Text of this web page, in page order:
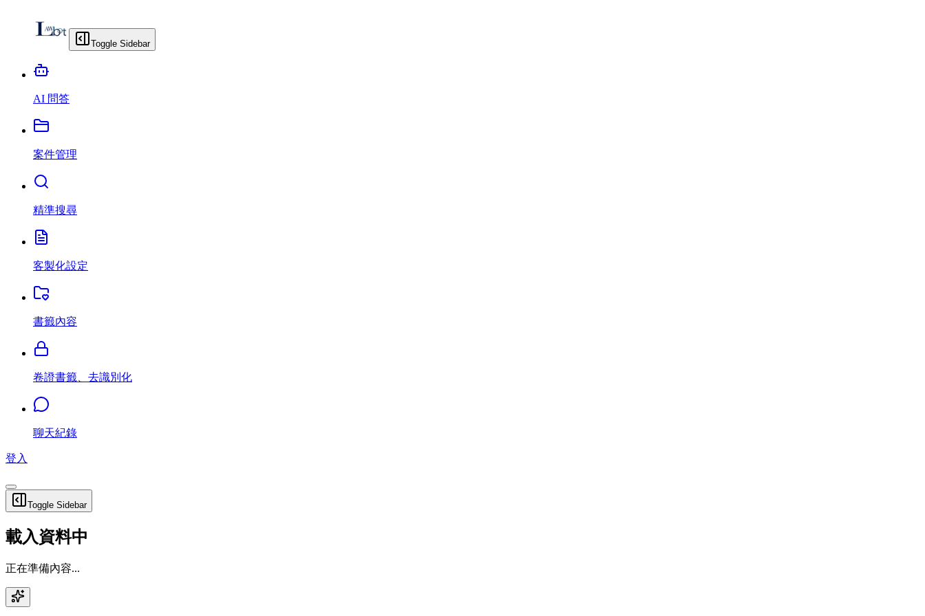
Toggle Sidebar
AI 問答
案件管理
精準搜尋
客製化設定
書籤內容
卷證書籤、去識別化
聊天紀錄
登入
Toggle Sidebar
載入資料中
正在準備內容...